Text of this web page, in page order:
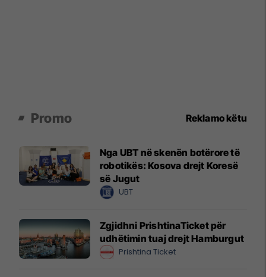
Promo Reklamo këtu
Nga UBT në skenën botërore të
robotikës: Kosova drejt Koresë
së Jugut
UBT
Zgjidhni PrishtinaTicket për
udhëtimin tuaj drejt Hamburgut
Prishtina Ticket